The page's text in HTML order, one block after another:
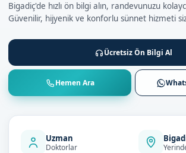
Bigadiç'de hızlı ön bilgi alın, randevunuzu
Güvenilir, hijyenik ve konforlu sünnet hizmeti
Ücretsiz Ön Bilgi Al
Hemen Ara
Uzman
Doktorlar